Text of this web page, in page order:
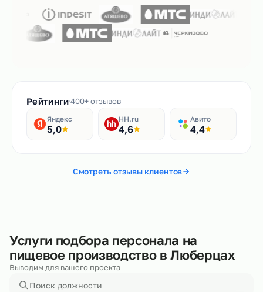
Рейтинги400+ отзывов
Яндекс
5,0
HH.ru
4,6
Авито
4,4
Смотреть отзывы клиентов
Услуги подбора персонала на
пищевое производство в Люберцах
Выводим для вашего проекта